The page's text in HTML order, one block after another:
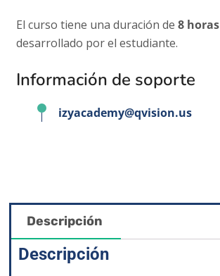
El curso tiene una duración de 8 horas
desarrollado por el estudiante.
Información de soporte
izyacademy@qvision.us
Descripción
Descripción